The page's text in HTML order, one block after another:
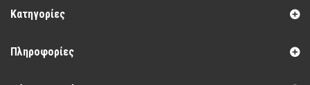
Κατηγορίες
Πληροφορίες